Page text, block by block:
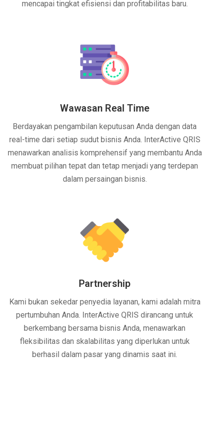
mencapai tingkat efisiensi dan profitabilitas baru.
Wawasan Real Time
Berdayakan pengambilan keputusan Anda dengan data
real-time dari setiap sudut bisnis Anda. InterActive QRIS
menawarkan analisis komprehensif yang membantu Anda
membuat pilihan tepat dan tetap menjadi yang terdepan
dalam persaingan bisnis.
Partnership
Kami bukan sekedar penyedia layanan, kami adalah mitra
pertumbuhan Anda. InterActive QRIS dirancang untuk
berkembang bersama bisnis Anda, menawarkan
fleksibilitas dan skalabilitas yang diperlukan untuk
berhasil dalam pasar yang dinamis saat ini.